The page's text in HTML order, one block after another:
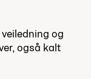
og
også kalt